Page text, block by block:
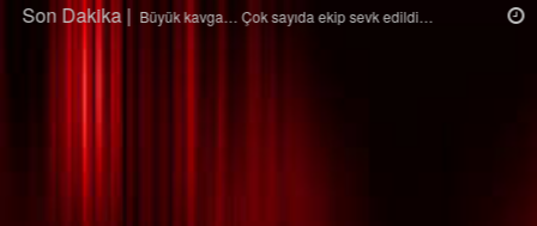
Son Dakika |Ağaçtan düştü…